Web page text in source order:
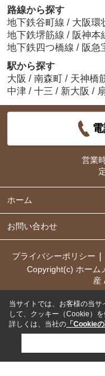
路線から探す
地下鉄谷町線 / 大阪環
地下鉄堺筋線 / 阪神本
地下鉄四つ橋線 / 阪急
駅から探す
大阪 / 南森町 / 天神橋
中津 / 十三 / 新大阪 /
営業
ホーム
お問い合わせ
プライバシーポリシー
Copyright(c) ホー
産
当サイトでは、お客様の当
して、クッキー（Cookie）を
詳しくは、当社の 「Cookie